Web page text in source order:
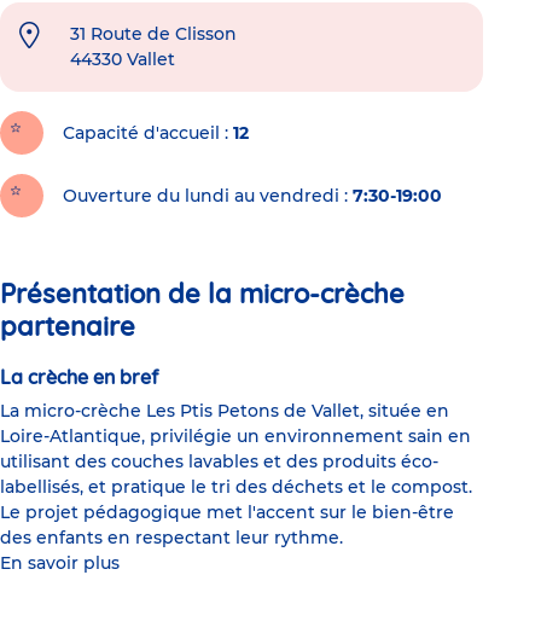
31 Route de Clisson
44330 Vallet
Capacité d'accueil 12
Ouverture du lundi au vendredi : 7:30-19:00
Présentation de la micro-crèche
partenaire
La crèche en bref
La micro-crèche Les Ptis Petons de Vallet, située en
Loire-Atlantique, privilégie un environnement sain en
utilisant des couches lavables et des produits éco-
labellisés, et pratique le tri des déchets et le compost.
Le projet pédagogique met l'accent sur le bien-être
des enfants en respectant leur rythme.
En savoir plus